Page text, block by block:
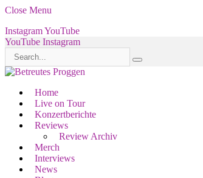
Close Menu
InstagramYouTube
YouTube Instagram
Home
Live on Tour
Konzertberichte
Reviews
Review Archiv
Merch
Interviews
News